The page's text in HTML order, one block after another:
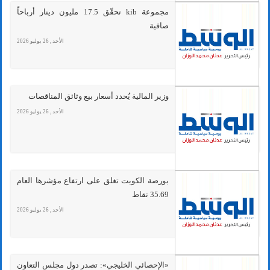
مجموعة kib تحقّق 17.5 مليون دينار أرباحاً
صافية
الأحد , 26 يوليو 2026
وزير المالية يُحدد أسعار بيع وثائق المناقصات
الأحد , 26 يوليو 2026
بورصة الكويت تغلق على ارتفاع مؤشرها العام
35.69 نقاط
الأحد , 26 يوليو 2026
«الإحصائي الخليجي»: تصدر دول مجلس التعاون